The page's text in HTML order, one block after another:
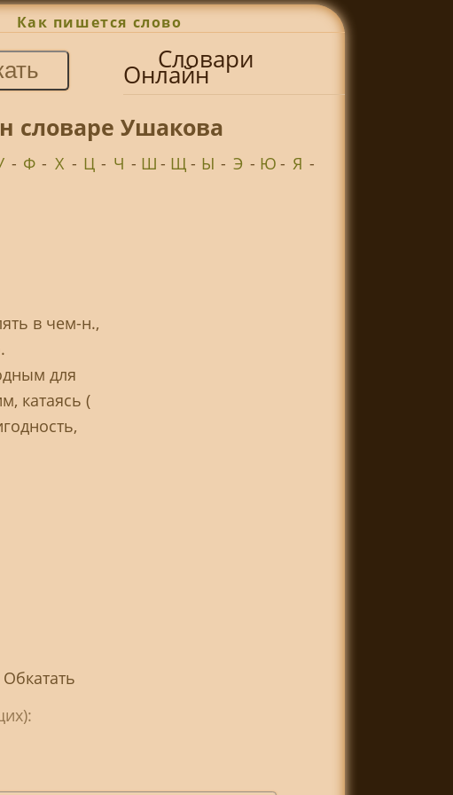
Как пишется слово
Словари
Онлайн
словаре Ушакова
- Ф - Х - Ц - Ч - Ш - Щ - Ы - Э - Ю- Я -
в чем-н.,
для
катаясь (